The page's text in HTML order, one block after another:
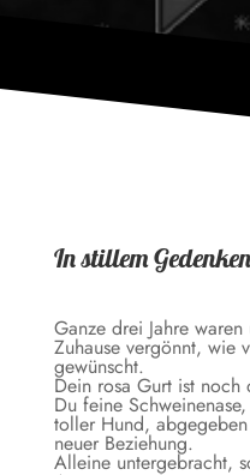
In stillem Gedenken
Ganze drei Jahre
Zuhause vergönnt, wie
gewünscht.
Dein rosa Gurt ist noch
Du feine
toller Hund,
neuer Beziehung.
Alleine untergebracht,